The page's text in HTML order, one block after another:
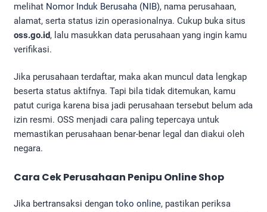
melihat Nomor Induk Berusaha (NIB), nama perusahaan,
alamat, serta status izin operasionalnya. Cukup buka situs
oss.go.id, lalu masukkan data perusahaan yang ingin kamu
verifikasi.
Jika perusahaan terdaftar, maka akan muncul data lengkap
beserta status aktifnya. Tapi bila tidak ditemukan, kamu
patut curiga karena bisa jadi perusahaan tersebut belum ada
izin resmi. OSS menjadi cara paling tepercaya untuk
memastikan perusahaan benar-benar legal dan diakui oleh
negara.
Cara Cek Perusahaan Penipu Online Shop
Jika bertransaksi dengan toko online, pastikan periksa